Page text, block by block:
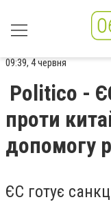
09:39, 4 червня
Politico -
проти
допомогу
ЄС готує